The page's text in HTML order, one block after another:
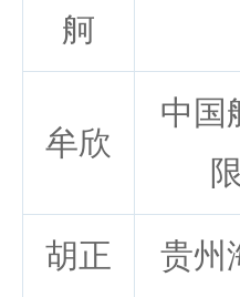
舸
牟欣
中国
胡正
贵州